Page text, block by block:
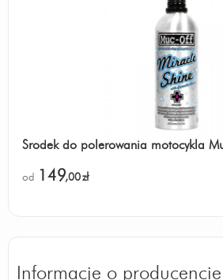
Środek do polerowania motocykla
od 149,00zł
Informacje o